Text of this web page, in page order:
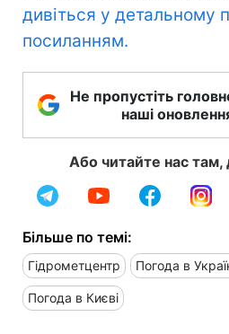
дивіться у детальному
посиланням.
Не пропустіть
наші
Або читайте нас там,
Більше по темі:
Гідрометцентр Погода в
Погода в Києві